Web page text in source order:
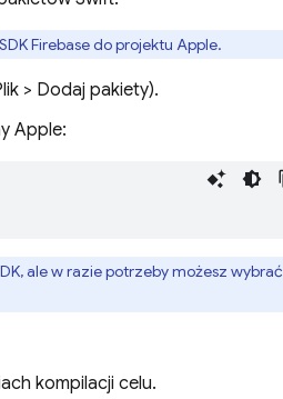
Firebase do projektu Apple.
> Dodaj pakiety).
Apple:
ale w razie potrzeby możesz wybrać
kompilacji celu.